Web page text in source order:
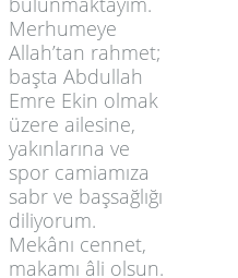
Merhumeye
Allah’tan rahmet;
başta Abdullah
Emre Ekin olmak
üzere ailesine,
yakınlarına ve
spor camiamıza
sabr ve başsağlığı
diliyorum.
Mekânı cennet,
makamı âli olsun.